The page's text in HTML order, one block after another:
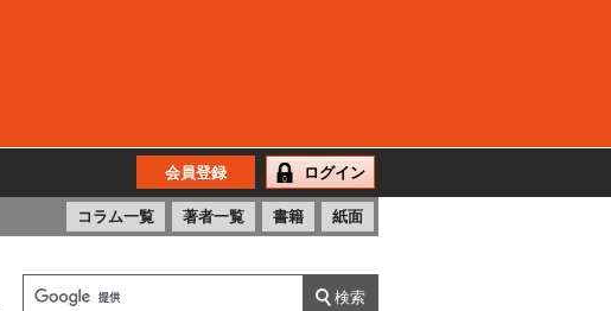
会員登録 ログイン
コラム一覧 著者一覧 書籍 紙面